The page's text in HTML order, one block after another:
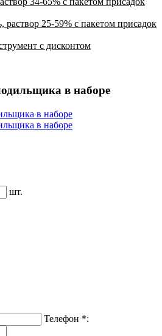
раствор 25-59% с пакетом присадок
с дисконтом
в наборе
шт.
Телефон *: